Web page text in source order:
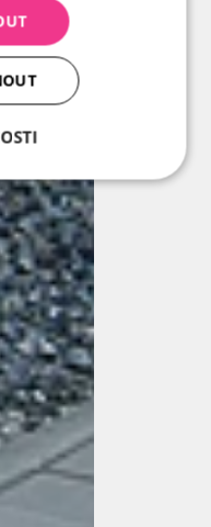
Marketing
Analytika
základní
přihlášení
nelze bez
správně používat.